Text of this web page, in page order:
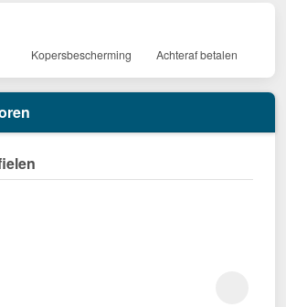
Kopersbescherming Achteraf betalen